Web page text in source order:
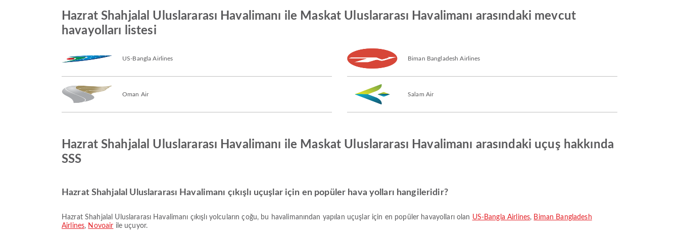
Hazrat Shahjalal Uluslararası Havalimanı ile Maskat Uluslararası Havalimanı arasındaki mevcut
havayolları listesi
US-Bangla Airlines Biman Bangladesh Airlines
Oman Air Salam Air
Hazrat Shahjalal Uluslararası Havalimanı ile Maskat Uluslararası Havalimanı arasındaki uçuş hakkında
SSS
Hazrat Shahjalal Uluslararası Havalimanı çıkışlı uçuşlar için en popüler hava yolları hangileridir?
Hazrat Shahjalal Uluslararası Havalimanı çıkışlı yolcuların çoğu, bu havalimanından yapılan uçuşlar için en popüler havayolları olan US-Bangla Airlines, Biman Bangladesh
Airlines, Novoair ile uçuyor.